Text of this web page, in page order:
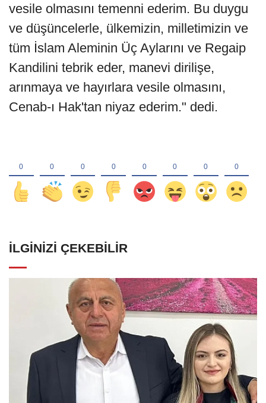
vesile olmasını temenni ederim. Bu duygu
ve düşüncelerle, ülkemizin, milletimizin ve
tüm İslam Aleminin Üç Aylarını ve Regaip
Kandilini tebrik eder, manevi dirilişe,
arınmaya ve hayırlara vesile olmasını,
Cenab-ı Hak'tan niyaz ederim." dedi.
İLGINIZI ÇEKEBILIR